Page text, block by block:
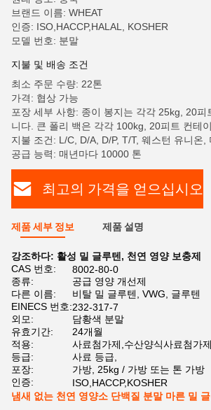
브랜드 이름: WHEAT
인증: ISO,HACCP,HALAL, KOSHER
모델 번호: 분말
지불 및 배송 조건
최소 주문 수량: 22톤
가격: 협상 가능
포장 세부 사항: 종이 봉지는 각각 25kg, 20피
니다. 큰 폴리 백은 각각 100kg, 20피트 컨테
지불 조건: L/C, D/A, D/P, T/T, 웨스턴 유니온,
공급 능력: 매년마다 10000 톤
최고의 가격을 얻으십시오
제품 세부 정보 제품 설명
강조하다: 활성 밀 글루텐 , 천연 영양 보충제
CAS 번호:
8002-80-0
종류:
공급 영양 개선제
다른 이름:
비탈 밀 글루텐, VWG, 글루텐
EINECS 번호:232-317-7
외모:
담황색 분말
유효기간:
24개월
적용:
사료첨가제,수산양식사료첨가제
등급:
사료 등급,
포장:
가방, 25kg / 가방 또는 톤 가방
인증:
ISO,HACCP,KOSHER
냄새 없는 천연 영양소 단백질 분말 마른 밀